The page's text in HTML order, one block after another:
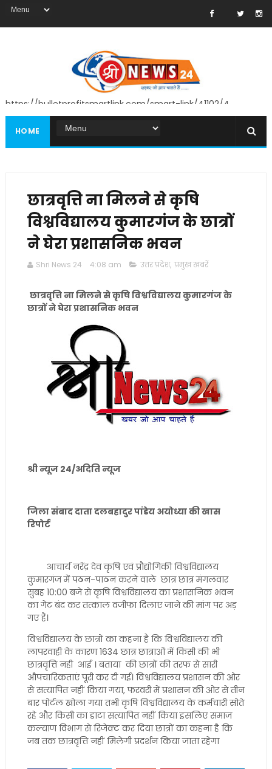
https://bulletprofitsmartlink.com/smart-link/41102/4
HOME
छात्रवृत्ति ना मिलने से कृषि
विश्वविद्यालय कुमारगंज के छात्रों
ने घेरा प्रशासनिक भवन
Shri News 24 4:08 am उत्तर प्रदेश, प्रमुख खबरें
छात्रवृत्ति ना मिलने से कृषि विश्वविद्यालय कुमारगंज के
छात्रों ने घेरा प्रशासनिक भवन
श्री न्यूज 24/अदिति न्यूज
जिला संबाद दाता दलबहादुर पांडेय अयोध्या की खास
रिपोर्ट
आचार्य नरेंद्र देव कृषि एवं प्रौद्योगिकी विश्वविद्यालय
कुमारगंज में पठन-पाठन करने वाले छात्र छात्र मंगलवार
सुबह 10:00 बजे से कृषि विश्वविद्यालय का प्रशासनिक भवन
का गेट बंद कर तत्काल वजीफा दिलाए जाने की मांग पर अड़
गए हैं।
विश्वविद्यालय के छात्रों का कहना है कि विश्वविद्यालय की
लापरवाही के कारण 1634 छात्र छात्राओं में किसी की भी
छात्रवृत्ति नही आई । बताया की छात्रों की तरफ से सारी
औपचारिकताएं पूरी कर दी गई। विश्वविद्यालय प्रशासन की ओर
से सत्यापित नहीं किया गया, फरवरी में प्रशासन की ओर से तीन
बार पोर्टल खोला गया तभी कृषि विश्वविद्यालय के कर्मचारी सोते
रहे और किसी का डाटा सत्यापित नहीं किया इसलिए समाज
कल्याण विभाग से रिजेक्ट कर दिया छात्रों का कहना है कि
जब तक छात्रवृत्ति नहीं मिलेगी प्रदर्शन किया जाता रहेगा